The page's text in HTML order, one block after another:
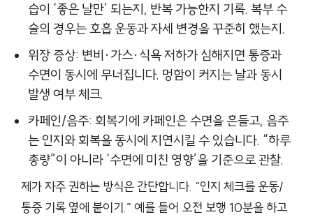
습이 ‘좋은 날만’ 되는지, 반복 가능한지 기록. 복부 수
술의 경우는 호흡 운동과 자세 변경을 꾸준히 했는지.
위장 증상: 변비·가스·식욕 저하가 심해지면 통증과
수면이 동시에 무너집니다. 멍함이 커지는 날과 동시
발생 여부 체크.
카페인/음주: 회복기에 카페인은 수면을 흔들고, 음주
는 인지와 회복을 동시에 지연시킬 수 있습니다. “하루
총량”이 아니라 ‘수면에 미친 영향’을 기준으로 관찰.
제가 자주 권하는 방식은 간단합니다. “인지 체크를 운동/
통증 기록 옆에 붙이기.” 예를 들어 오전 보행 10분을 하고